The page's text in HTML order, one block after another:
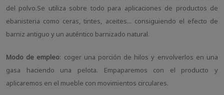
del polvo.Se utiliza sobre todo para aplicaciones de productos de
ebanisteria como ceras, tintes, aceites... consiguiendo el efecto de
barniz antiguo y un auténtico barnizado natural.
Modo de empleo: coger una porción de hilos y envolverlos en una
gasa haciendo una pelota. Empaparemos con el producto y
aplicaremos en el mueble con movimientos circulares.